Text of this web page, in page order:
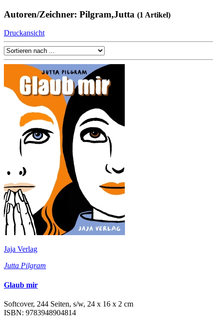
Autoren/Zeichner: Pilgram,Jutta (1 Artikel)
Druckansicht
Jaja Verlag
Jutta Pilgram
Glaub mir
Softcover, 244 Seiten, s/w, 24 x 16 x 2 cm
ISBN: 9783948904814